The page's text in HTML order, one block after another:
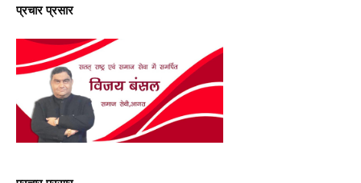
प्रचार प्रसार